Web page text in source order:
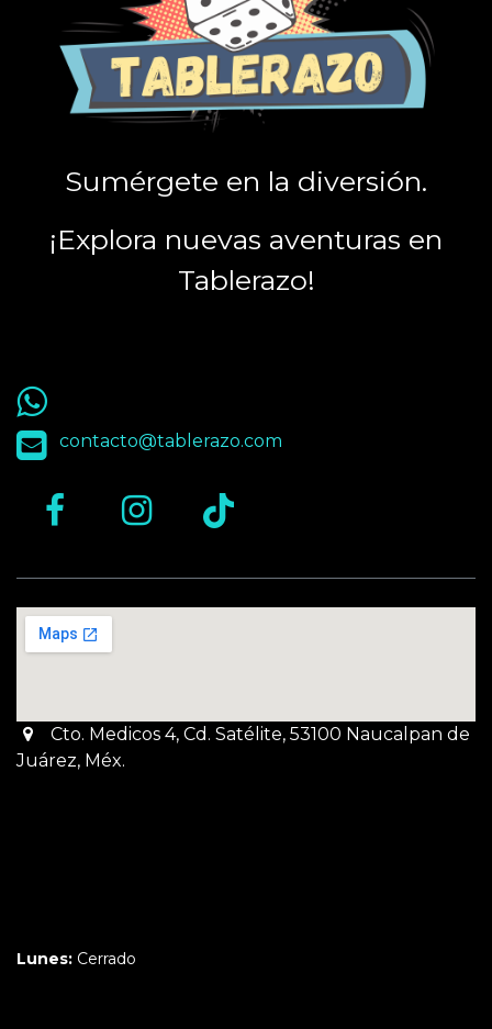
Sumérgete en la diversión.
¡Explora nuevas aventuras en
Tablerazo!
55 9563 4848
contacto@tablerazo.com
Cto. Medicos 4, Cd. Satélite, 53100 Naucalpan de
Juárez, Méx.
Lunes: Cerrado